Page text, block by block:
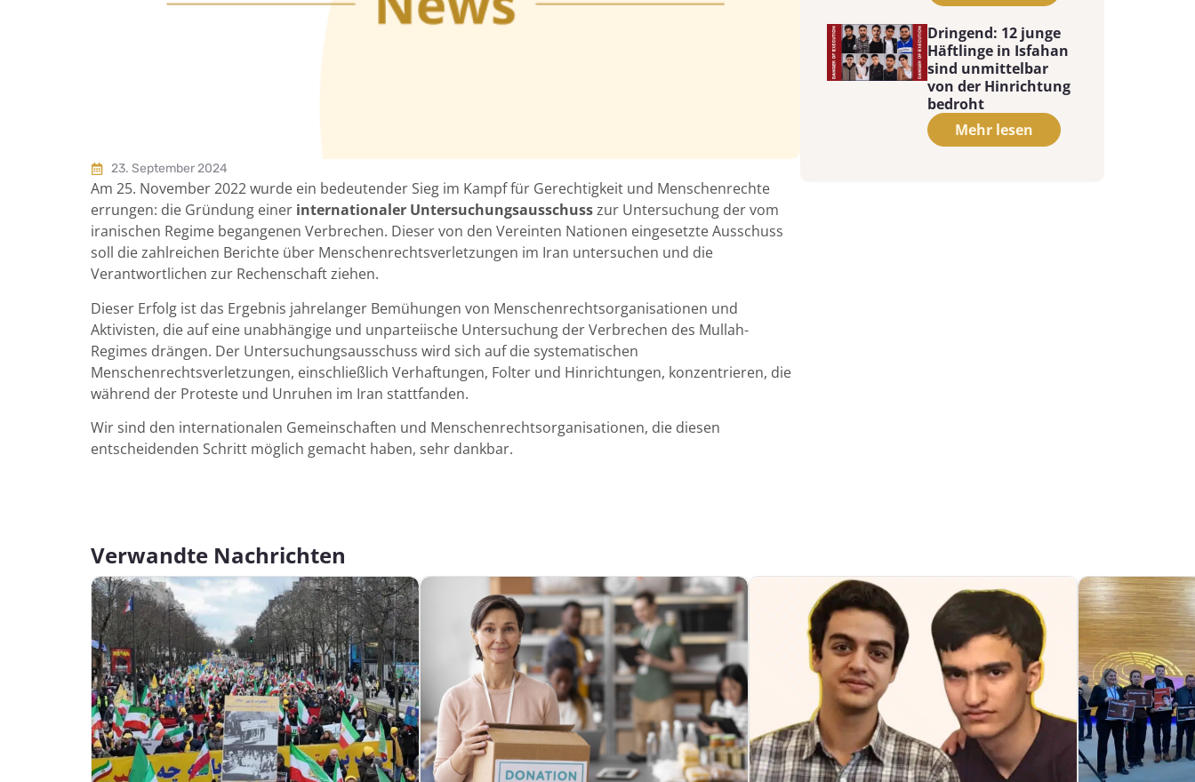
23. September 2024
Am 25. November 2022 wurde ein bedeutender Sieg im Kampf für Gerechtigkeit und Menschenrechte
errungen: die Gründung einer internationaler Untersuchungsausschusszur Untersuchung der vom
iranischen Regime begangenen Verbrechen. Dieser von den Vereinten Nationen eingesetzte Ausschuss
soll die zahlreichen Berichte über Menschenrechtsverletzungen im Iran untersuchen und die
Verantwortlichen zur Rechenschaft ziehen.
Dieser Erfolg ist das Ergebnis jahrelanger Bemühungen von Menschenrechtsorganisationen und
Aktivisten, die auf eine unabhängige und unparteiische Untersuchung der Verbrechen des Mullah-
Regimes drängen. Der Untersuchungsausschuss wird sich auf die systematischen
Menschenrechtsverletzungen, einschließlich Verhaftungen, Folter und Hinrichtungen, konzentrieren, die
während der Proteste und Unruhen im Iran stattfanden.
Wir sind den internationalen Gemeinschaften und Menschenrechtsorganisationen, die diesen
entscheidenden Schritt möglich gemacht haben, sehr dankbar.
Dringend: 12 junge
Häftlinge in Isfahan
sind unmittelbar
von der Hinrichtung
bedroht
Mehr lesen
Verwandte Nachrichten